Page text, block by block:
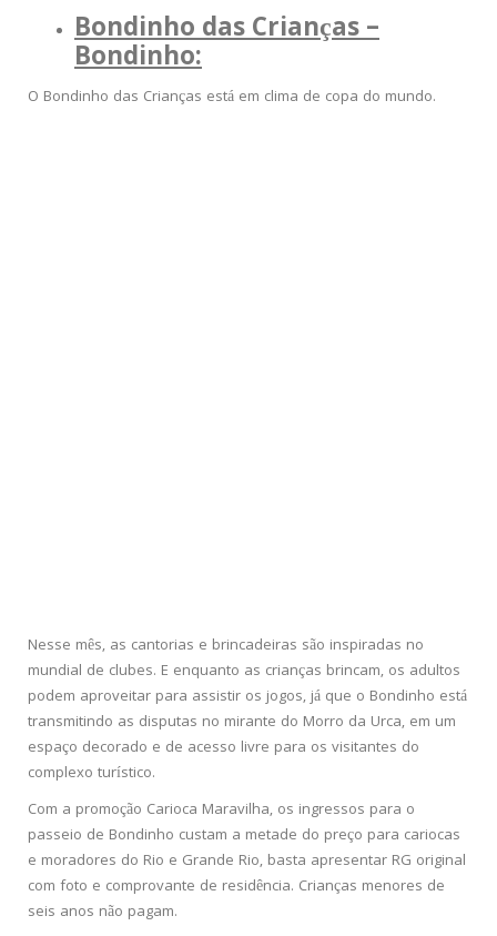
Bondinho das Crianças –
Bondinho:
O Bondinho das Crianças está em clima de copa do mundo.
Nesse mês, as cantorias e brincadeiras são inspiradas no
mundial de clubes. E enquanto as crianças brincam, os adultos
podem aproveitar para assistir os jogos, já que o Bondinho está
transmitindo as disputas no mirante do Morro da Urca, em um
espaço decorado e de acesso livre para os visitantes do
complexo turístico.
Com a promoção Carioca Maravilha, os ingressos para o
passeio de Bondinho custam a metade do preço para cariocas
e moradores do Rio e Grande Rio, basta apresentar RG original
com foto e comprovante de residência. Crianças menores de
seis anos não pagam.